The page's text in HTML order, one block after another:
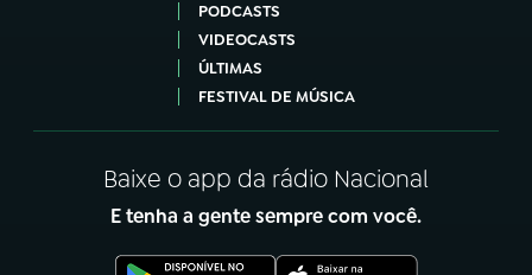
PODCASTS
VIDEOCASTS
ÚLTIMAS
FESTIVAL DE MÚSICA
Baixe o app da rádio Nacional
E tenha a gente sempre com você.